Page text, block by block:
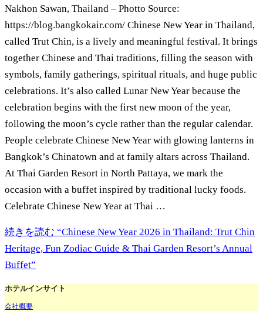
Nakhon Sawan, Thailand – Photto Source:
https://blog.bangkokair.com/ Chinese New Year in Thailand,
called Trut Chin, is a lively and meaningful festival. It brings
together Chinese and Thai traditions, filling the season with
symbols, family gatherings, spiritual rituals, and huge public
celebrations. It’s also called Lunar New Year because the
celebration begins with the first new moon of the year,
following the moon’s cycle rather than the regular calendar.
People celebrate Chinese New Year with glowing lanterns in
Bangkok’s Chinatown and at family altars across Thailand.
At Thai Garden Resort in North Pattaya, we mark the
occasion with a buffet inspired by traditional lucky foods.
Celebrate Chinese New Year at Thai …
続きを読む “Chinese New Year 2026 in Thailand: Trut Chin
Heritage, Fun Zodiac Guide & Thai Garden Resort’s Annual
Buffet”
ホテルインサイト
会社概要